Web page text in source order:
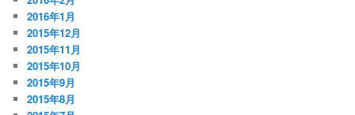
2016年1月
2015年12月
2015年11月
2015年10月
2015年9月
2015年8月